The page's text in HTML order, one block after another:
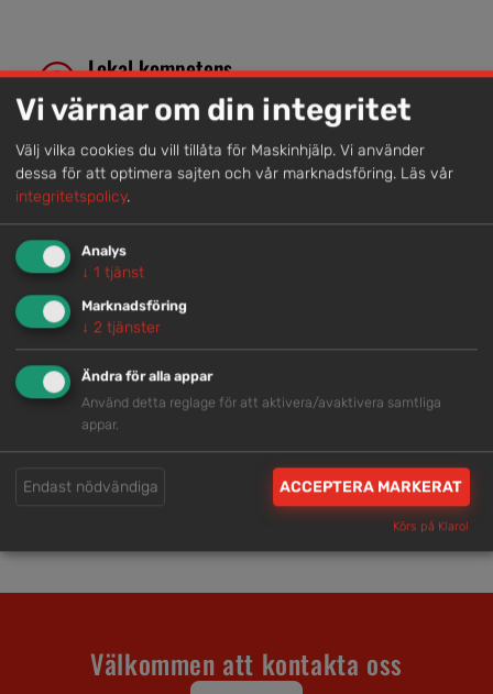
Lokal kompetens
Genom att samla våra medarbetare lokalt erbjuder vi
helhetslösningar.
Snabb service
Vi har tillgänglig personal som är redo att hjälpa dig.
Trygg rådgivning
branschen.
Brett och samlat utbud
Vi har en välsorterad maskinpark med hög
Välkommen att kontakta oss
Vi värnar om din integritet
Välj vilka cookies du vill tillåta för Maskinhjälp. Vi använder
dessa för att optimera sajten och vår marknadsföring. Läs vår
integritetspolicy.
Analys
↓ 1 tjänst
Marknadsföring
↓ 2 tjänster
Ändra för alla appar
Använd detta reglage för att aktivera/avaktivera samtliga
appar.
Endast nödvändiga ACCEPTERA MARKERAT
Körs på Klaro!